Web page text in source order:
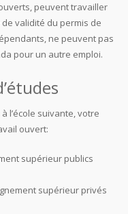
peuvent travailler
validité du permis de
ne peuvent pas
pour un autre emploi.
l’école suivante, votre
ouvert:
supérieur publics
supérieur privés